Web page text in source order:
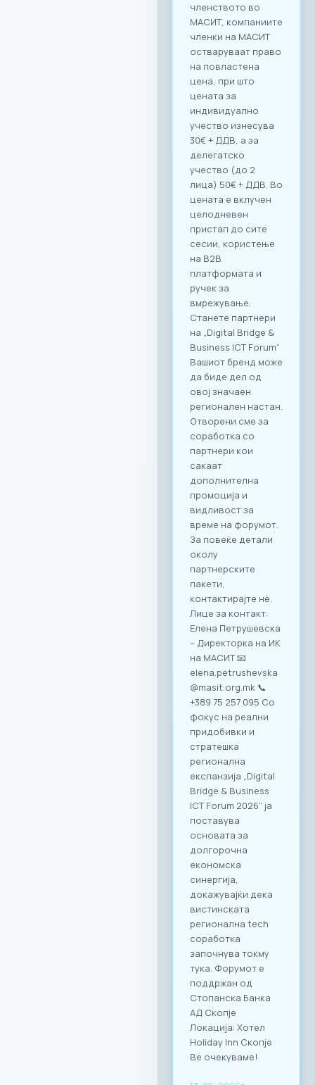
членството во
МАСИТ, компаниите
членки на МАСИТ
остваруваат право
на повластена
цена, при што
цената за
индивидуално
учество изнесува
30€ + ДДВ, а за
делегатско
учество (до 2
лица) 50€ + ДДВ. Во
цената е вклучен
целодневен
пристап до сите
сесии, користење
платформата и
вмрежување.
Станете партнери
на „Digital Bridge &
Business ICT Forum“
Вашиот бренд може
да биде дел од
овој значаен
регионален настан.
Отворени сме за
соработка со
партнери кои
дополнителна
промоција и
видливост за
време на форумот.
За повеќе детали
партнерските
контактирајте нè.
Лице за контакт:
Елена Петрушевска
– Директорка на ИК
на МАСИТ 📧
elena.petrushevska
@masit.org.mk 📞
+389 75 257 095 Со
фокус на реални
придобивки и
стратешка
регионална
експанзија „Digital
Bridge & Business
ICT Forum 2026“ ја
поставува
основата за
долгорочна
економска
синергија,
докажувајќи дека
вистинската
регионална tech
соработка
започнува токму
тука. Форумот е
поддржан од
Стопанска Банка
АД Скопје
Локација: Хотел
Holiday Inn Скопје
Ве очекуваме!